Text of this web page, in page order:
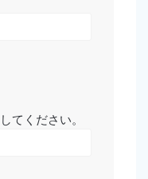
てください。